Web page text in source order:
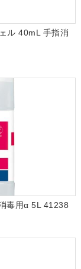
ル 40mL 手指消
毒用α 5L 41238